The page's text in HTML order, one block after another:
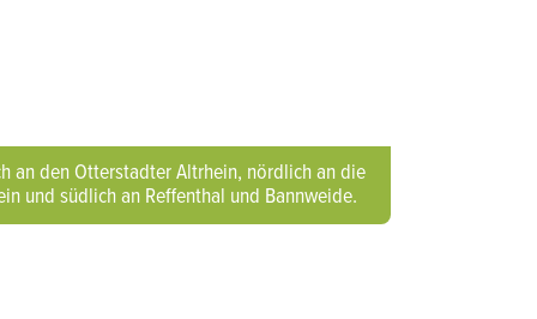
an den Otterstadter Altrhein, nördlich an die
und südlich an Reffenthal und Bannweide.